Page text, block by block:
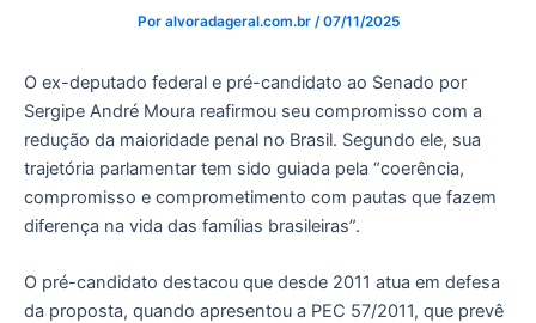
Por alvoradageral.com.br /07/11/2025
O ex-deputado federal e pré-candidato ao Senado por
Sergipe André Moura reafirmou seu compromisso com a
redução da maioridade penal no Brasil. Segundo ele, sua
trajetória parlamentar tem sido guiada pela “coerência,
compromisso e comprometimento com pautas que fazem
diferença na vida das famílias brasileiras”.
O pré-candidato destacou que desde 2011 atua em defesa
da proposta, quando apresentou a PEC 57/2011, que prevê